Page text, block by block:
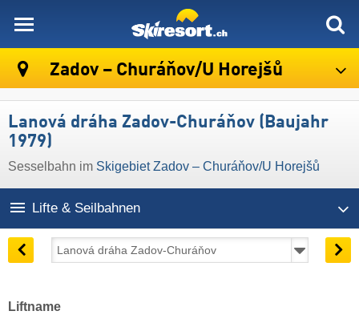
Zadov – Churáňov/​U Horejšů
Lanová dráha Zadov-Churáňov (Baujahr
1979)
Sesselbahn im Skigebiet Zadov – Churáňov/​U Horejšů
Lifte & Seilbahnen
Liftname